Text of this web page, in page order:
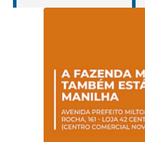
Magalhães Seabra